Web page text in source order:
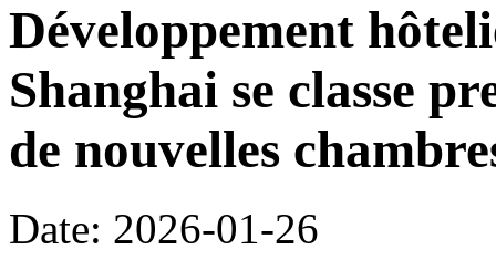
Développement
Shanghai se classe
de nouvelles
Date: 2026-01-26